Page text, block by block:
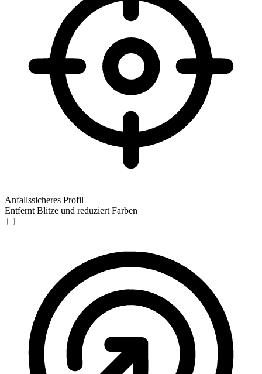
Anfallssicheres Profil
Entfernt Blitze und reduziert Farben